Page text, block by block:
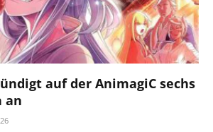
auf der AnimagiC sechs
an